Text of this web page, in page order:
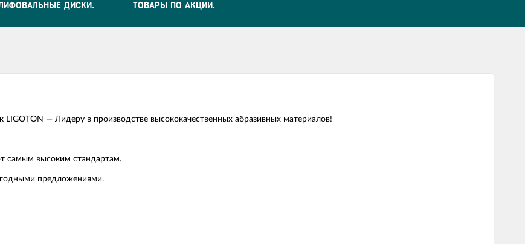
ДИСКИ. ТОВАРЫ ПО АКЦИИ.
— Лидеру в производстве высококачественных абразивных материалов!
самым высоким стандартам.
предложениями.